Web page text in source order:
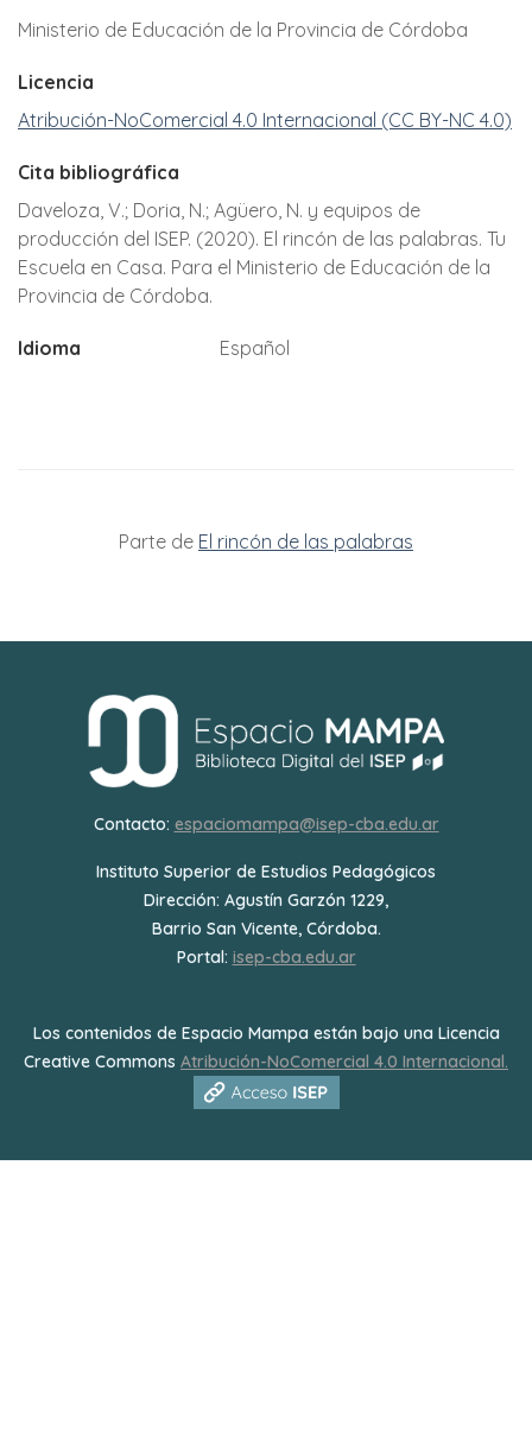
Ministerio de Educación de la Provincia de Córdoba
Licencia
Atribución-NoComercial 4.0 Internacional (CC BY-NC 4.0)
Cita bibliográfica
Daveloza, V.; Doria, N.; Agüero, N. y equipos de
producción del ISEP. (2020). El rincón de las palabras. Tu
Escuela en Casa. Para el Ministerio de Educación de la
Provincia de Córdoba.
Idioma Español
Parte de El rincón de las palabras
Contacto: espaciomampa@isep-cba.edu.ar
Instituto Superior de Estudios Pedagógicos
Dirección: Agustín Garzón 1229,
Barrio San Vicente, Córdoba.
Portal: isep-cba.edu.ar
Los contenidos de Espacio Mampa están bajo una Licencia
Creative Commons Atribución-NoComercial 4.0 Internacional.